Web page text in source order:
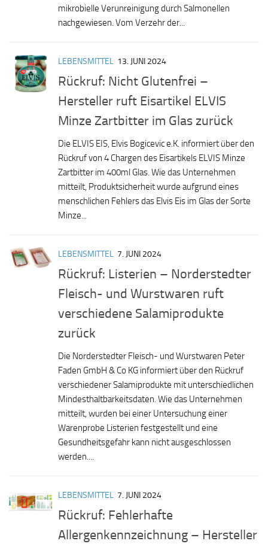
mikrobielle Verunreinigung durch Salmonellen
nachgewiesen. Vom Verzehr der...
LEBENSMITTEL 13. JUNI 2024
Rückruf: Nicht Glutenfrei –
Hersteller ruft Eisartikel ELVIS
Minze Zartbitter im Glas zurück
Die ELVIS EIS, Elvis Bogicevic e.K. informiert über den
Rückruf von 4 Chargen des Eisartikels ELVIS Minze
Zartbitter im 400ml Glas. Wie das Unternehmen
mitteilt, Produktsicherheit wurde aufgrund eines
menschlichen Fehlers das Elvis Eis im Glas der Sorte
Minze...
LEBENSMITTEL 7. JUNI 2024
Rückruf: Listerien – Norderstedter
Fleisch- und Wurstwaren ruft
verschiedene Salamiprodukte
zurück
Die Norderstedter Fleisch- und Wurstwaren Peter
Faden GmbH & Co KG informiert über den Rückruf
verschiedener Salamiprodukte mit unterschiedlichen
Mindesthaltbarkeitsdaten. Wie das Unternehmen
mitteilt, wurden bei einer Untersuchung einer
Warenprobe Listerien festgestellt und eine
Gesundheitsgefahr kann nicht ausgeschlossen
werden....
LEBENSMITTEL 7. JUNI 2024
Rückruf: Fehlerhafte
Allergenkennzeichnung – Hersteller